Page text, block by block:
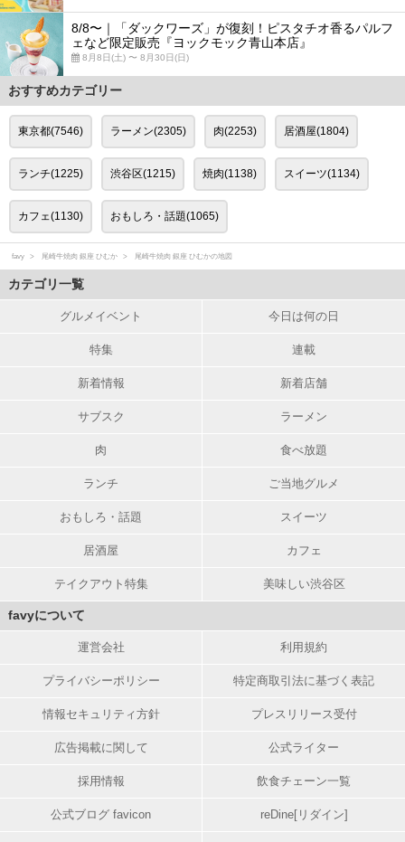
8/8〜｜「ダックワーズ」が復刻！ピスタチオ香るパルフ
ェなど限定販売『ヨックモック青山本店』
8月8日(土) 〜 8月30日(日)
おすすめカテゴリー
東京都(7546) ラーメン(2305) 肉(2253) 居酒屋(1804)
ランチ(1225) 渋谷区(1215) 焼肉(1138) スイーツ(1134)
カフェ(1130) おもしろ・話題(1065)
favy 尾崎牛焼肉 銀座 ひむか 尾崎牛焼肉 銀座 ひむかの地図
カテゴリ一覧
グルメイベント 今日は何の日
特集 連載
新着情報 新着店舗
サブスク ラーメン
肉 食べ放題
ランチ ご当地グルメ
おもしろ・話題 スイーツ
居酒屋 カフェ
テイクアウト特集 美味しい渋谷区
favyについて
運営会社 利用規約
プライバシーポリシー 特定商取引法に基づく表記
情報セキュリティ方針 プレスリリース受付
広告掲載に関して 公式ライター
採用情報 飲食チェーン一覧
公式ブログ favicon reDine[リダイン]